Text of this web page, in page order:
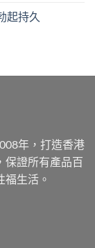
起持久
年，打造香港
保證所有產品百
生活。